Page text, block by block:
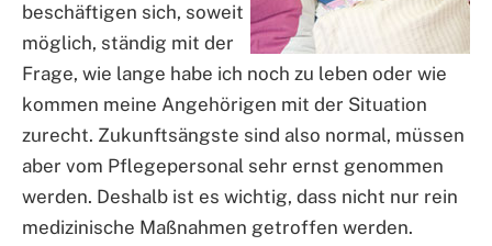
beschäftigen sich, soweit
möglich, ständig mit der
Frage, wie lange habe ich noch zu leben oder wie
kommen meine Angehörigen mit der Situation
zurecht. Zukunftsängste sind also normal, müssen
aber vom Pflegepersonal sehr ernst genommen
werden. Deshalb ist es wichtig, dass nicht nur rein
medizinische Maßnahmen getroffen werden.